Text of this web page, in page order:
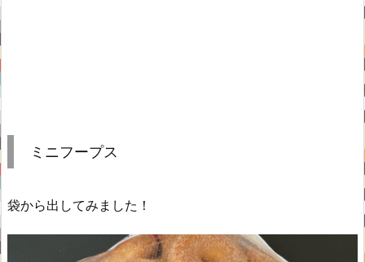
ミニフープス
袋から出してみました！